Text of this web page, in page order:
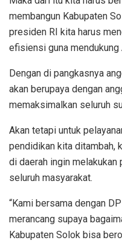
membangun Kabupaten
presiden RI kita harus
efisiensi guna
Dengan di pangkasnya
akan berupaya dengan
memaksimalkan seluruh
Akan tetapi untuk
pendidikan kita ditambah,
di daerah ingin melakukan
seluruh masyarakat.
“Kami bersama dengan
merancang supaya
Kabupaten Solok bisa